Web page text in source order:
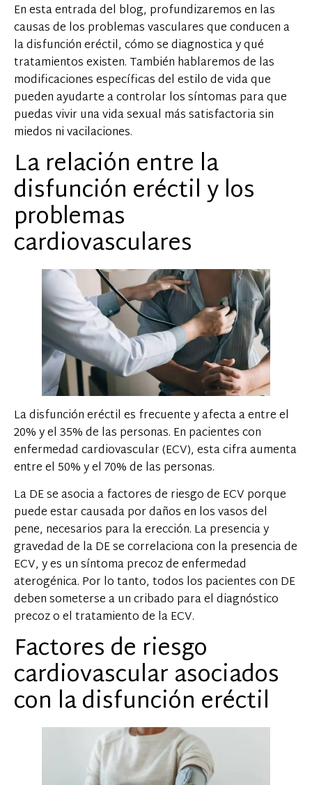
En esta entrada del blog, profundizaremos en las
causas de los problemas vasculares que conducen a
la disfunción eréctil, cómo se diagnostica y qué
tratamientos existen. También hablaremos de las
modificaciones específicas del estilo de vida que
pueden ayudarte a controlar los síntomas para que
puedas vivir una vida sexual más satisfactoria sin
miedos ni vacilaciones.
La relación entre la
disfunción eréctil y los
problemas
cardiovasculares
La disfunción eréctil es frecuente y afecta a entre el
20% y el 35% de las personas. En pacientes con
enfermedad cardiovascular (ECV), esta cifra aumenta
entre el 50% y el 70% de las personas.
La DE se asocia a factores de riesgo de ECV porque
puede estar causada por daños en los vasos del
pene, necesarios para la erección. La presencia y
gravedad de la DE se correlaciona con la presencia de
ECV, y es un síntoma precoz de enfermedad
aterogénica. Por lo tanto, todos los pacientes con DE
deben someterse a un cribado para el diagnóstico
precoz o el tratamiento de la ECV.
Factores de riesgo
cardiovascular asociados
con la disfunción eréctil